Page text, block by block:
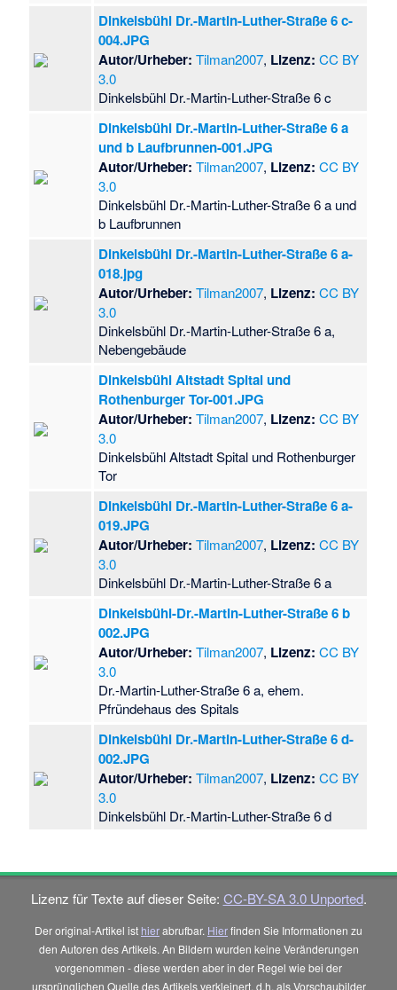
Dinkelsbühl Dr.-Martin-Luther-Straße 6 c-
004.JPG
Autor/Urheber: Tilman2007, Lizenz: CC BY
3.0
Dinkelsbühl Dr.-Martin-Luther-Straße 6 c
Dinkelsbühl Dr.-Martin-Luther-Straße 6 a
und b Laufbrunnen-001.JPG
Autor/Urheber: Tilman2007, Lizenz: CC BY
3.0
Dinkelsbühl Dr.-Martin-Luther-Straße 6 a und
b Laufbrunnen
Dinkelsbühl Dr.-Martin-Luther-Straße 6 a-
018.jpg
Autor/Urheber: Tilman2007, Lizenz: CC BY
3.0
Dinkelsbühl Dr.-Martin-Luther-Straße 6 a,
Nebengebäude
Dinkelsbühl Altstadt Spital und
Rothenburger Tor-001.JPG
Autor/Urheber: Tilman2007, Lizenz: CC BY
3.0
Dinkelsbühl Altstadt Spital und Rothenburger
Tor
Dinkelsbühl Dr.-Martin-Luther-Straße 6 a-
019.JPG
Autor/Urheber: Tilman2007, Lizenz: CC BY
3.0
Dinkelsbühl Dr.-Martin-Luther-Straße 6 a
Dinkelsbühl-Dr.-Martin-Luther-Straße 6 b
002.JPG
Autor/Urheber: Tilman2007, Lizenz: CC BY
3.0
Dr.-Martin-Luther-Straße 6 a, ehem.
Pfründehaus des Spitals
Dinkelsbühl Dr.-Martin-Luther-Straße 6 d-
002.JPG
Autor/Urheber: Tilman2007, Lizenz: CC BY
3.0
Dinkelsbühl Dr.-Martin-Luther-Straße 6 d
Lizenz für Texte auf dieser Seite: CC-BY-SA 3.0 Unported.
Der original-Artikel ist hierabrufbar. Hierfinden Sie Informationen zu
den Autoren des Artikels. An Bildern wurden keine Veränderungen
vorgenommen - diese werden aber in der Regel wie bei der
ursprünglichen Quelle des Artikels verkleinert, d.h. als Vorschaubilder